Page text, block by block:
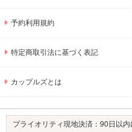
プライオリティ現地決済：90日以
予約利用規約
特定商取引法に基づく表記
カップルズとは